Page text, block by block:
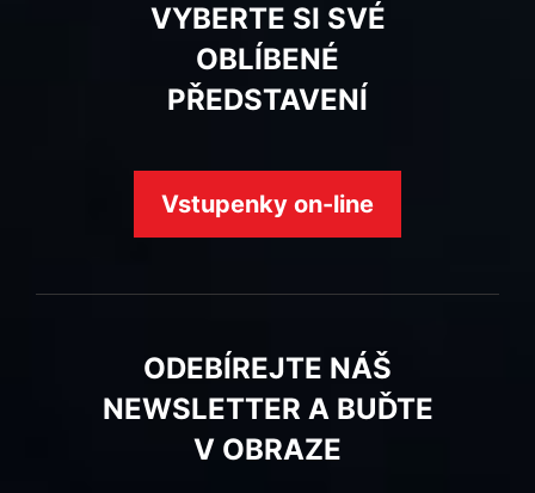
VYBERTE SI SVÉ
OBLÍBENÉ
PŘEDSTAVENÍ
Vstupenky on-line
ODEBÍREJTE NÁŠ
NEWSLETTER A BUĎTE
V OBRAZE